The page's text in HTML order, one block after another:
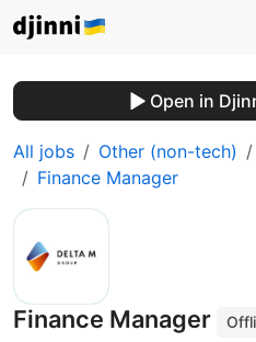
Open in
All jobs Other (non-tech)
Finance Manager
Finance Manager